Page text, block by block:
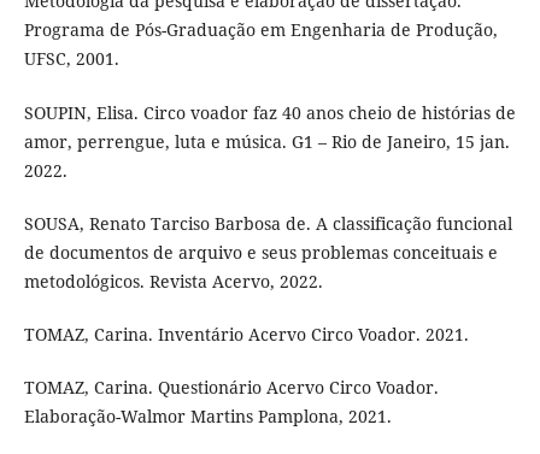
Programa de Pós-Graduação em Engenharia de Produção,
UFSC, 2001.
SOUPIN, Elisa. Circo voador faz 40 anos cheio de histórias de
amor, perrengue, luta e música. G1 – Rio de Janeiro, 15 jan.
2022.
SOUSA, Renato Tarciso Barbosa de. A classificação funcional
de documentos de arquivo e seus problemas conceituais e
metodológicos. Revista Acervo, 2022.
TOMAZ, Carina. Inventário Acervo Circo Voador. 2021.
TOMAZ, Carina. Questionário Acervo Circo Voador.
Elaboração-Walmor Martins Pamplona, 2021.